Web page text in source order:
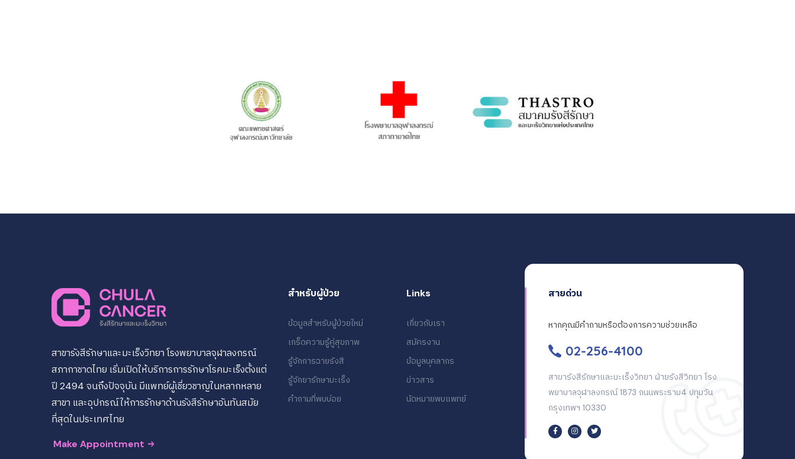
สาขารังสีรักษาและมะเร็งวิทยา โรงพยาบาลจุฬาลงกรณ์
สภากาชาดไทย เริ่มเปิดให้บริการการรักษาโรคมะเร็งตั้งแต่
ปี 2494 จนถึงปัจจุบัน มีแพทย์ผู้เชี่ยวชาญในหลากหลาย
สาขา และอุปกรณ์ให้การรักษาด้านรังสีรักษาอันทันสมัย
ที่สุดในประเทศไทย
Make Appointment
สำหรับผู้ป่วย
ข้อมูลสำหรับผู้ป่วยใหม่
เกร็ดความรู้คู่สุขภาพ
รู้จักการฉายรังสี
รู้จักยารักษามะเร็ง
คำถามที่พบบ่อย
Links
เกี่ยวกับเรา
สมัครงาน
ข้อมูลบุคลากร
ข่าวสาร
นัดหมายพบแพทย์
สายด่วน
หากคุณมีคำถามหรือต้องการความช่วยเหลือ
02-256-4100
สาขารังสีรักษาและมะเร็งวิทยา ฝ่ายรังสีวิทยา โรง
พยาบาลจุฬาลงกรณ์ 1873 ถนนพระราม4 ปทุมวัน
กรุงเทพฯ 10330